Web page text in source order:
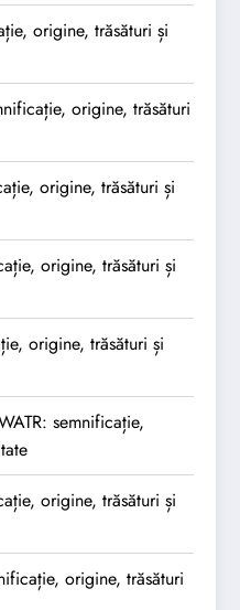
origine, trăsături și
origine, trăsături
origine, trăsături și
origine, trăsături și
origine, trăsături și
semnificație,
origine, trăsături și
origine, trăsături